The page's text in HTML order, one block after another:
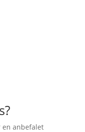
en anbefalet